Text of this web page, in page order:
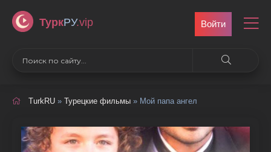
ТуркРУ.vip Войти
TurkRU » Турецкие фильмы » Мой папа ангел